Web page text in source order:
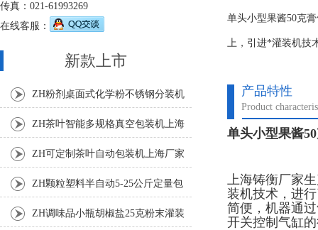
单头小型果酱50克
上，引进*灌装机技
产品特性
Product
单头小型果酱
上海铸衡厂家
装机技术，进
简便，机器通
开关控制气缸
传真：021-61993269
在线客服：
新款上市
ZH粉剂桌面式化学粉不锈钢分装机
ZH茶叶智能多规格真空包装机上海
厂家 ZH可定制茶叶自动包装机上海厂家
ZH颗粒塑料半自动5-25公斤定量包
装机 ZH调味品小瓶胡椒盐25克粉末灌装